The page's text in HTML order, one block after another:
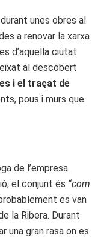
unes obres al
a renovar la xarxa
d’aquella ciutat
al descobert
i el traçat de
pous i murs que
de l’empresa
el conjunt és “com
es van
la Ribera. Durant
una gran rasa on es